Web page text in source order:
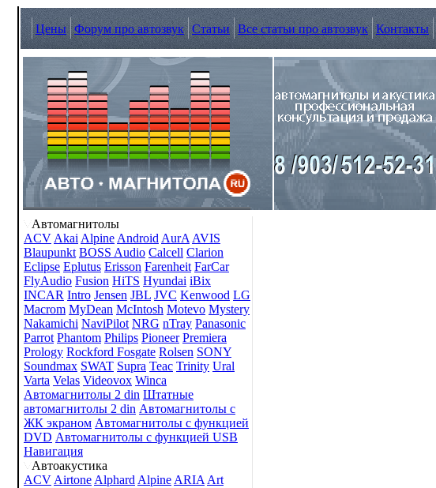
Цены Форум про автозвук Статьи Все статьи про автозвук Контакты
Автомагнитолы
ACV Akai Alpine Android AurA AVIS
Blaupunkt BOSS Audio Calcell Clarion
Eclipse Eplutus Erisson Farenheit FarCar
FlyAudio Fusion HiTS Hyundai iBix
INCAR Intro Jensen JBL JVC Kenwood LG
Macrom MyDean McIntosh Motevo Mystery
Nakamichi NaviPilot NRG nTray Panasonic
Parrot Phantom Philips Pioneer Premiera
Prology Rockford Fosgate Rolsen SONY
Soundmax SWAT Supra Teac Trinity Ural
Varta Velas Videovox Winca
Автомагнитолы 2 din Штатные
автомагнитолы 2 din Автомагнитолы с
ЖК экраном Автомагнитолы с функцией
DVD Автомагнитолы с функцией USB
Навигация
Автоакустика
ACV Airtone Alphard Alpine ARIA Art